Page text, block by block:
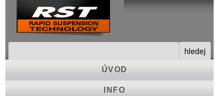
ÚVOD
INFO